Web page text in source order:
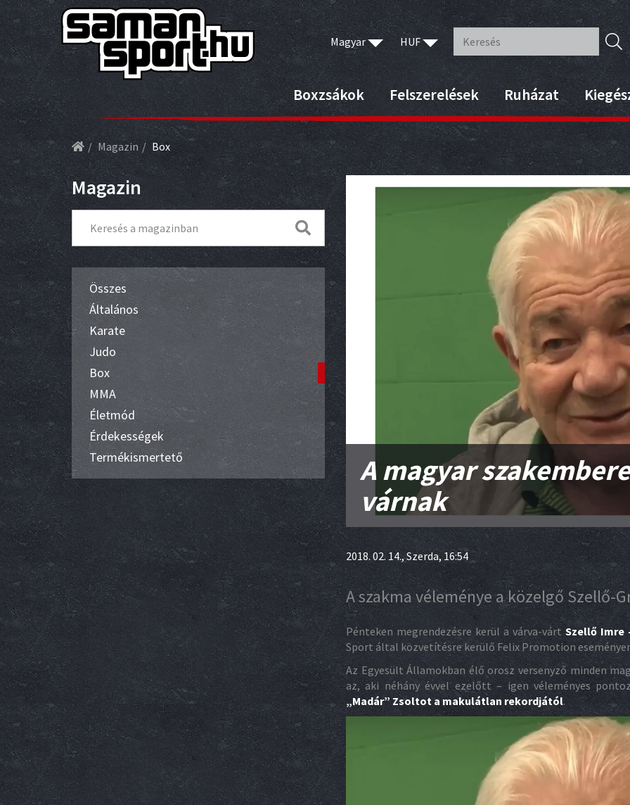
Magyar HUF
Boxzsákok Felszerelések Ruházat
Magazin Box
Magazin
Összes
Általános
Karate
Judo
Box
MMA
Életmód
Érdekességek
Termékismertető
A magyar
várnak
2018. 02. 14., Szerda, 16:54
A szakma véleménye a közelgő Szellő-
Pénteken megrendezésre kerül a várva-várt Szellő Imre
Sport által közvetítésre kerülő Felix Promotion
Az Egyesült Államokban élő orosz versenyző minden
az, aki néhány évvel ezelőtt – igen véleményes
„Madár” Zsoltot a makulátlan rekordjától.